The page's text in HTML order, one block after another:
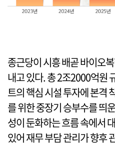
종근당이 시흥 배곧 바이오
내고 있다. 총 2조2000억원
트의 핵심 시설 투자에 본격
를 위한 중장기 승부수를 띄
성이 둔화하는 흐름 속에서
있어 재무 부담 관리가 향후